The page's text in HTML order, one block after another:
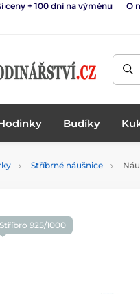
ceny + 100 dní na výměnu O
Budíky
Stříbrné náušnice
Stříbro 925/1000